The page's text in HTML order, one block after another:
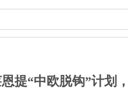
提“中欧脱钩”计划